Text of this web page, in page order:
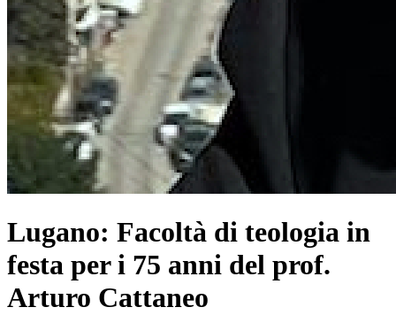
Lugano: Facoltà di teologia in
festa per i 75 anni del prof.
Arturo Cattaneo